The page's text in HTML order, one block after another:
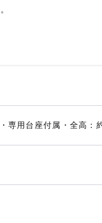
専用台座付属・全高：